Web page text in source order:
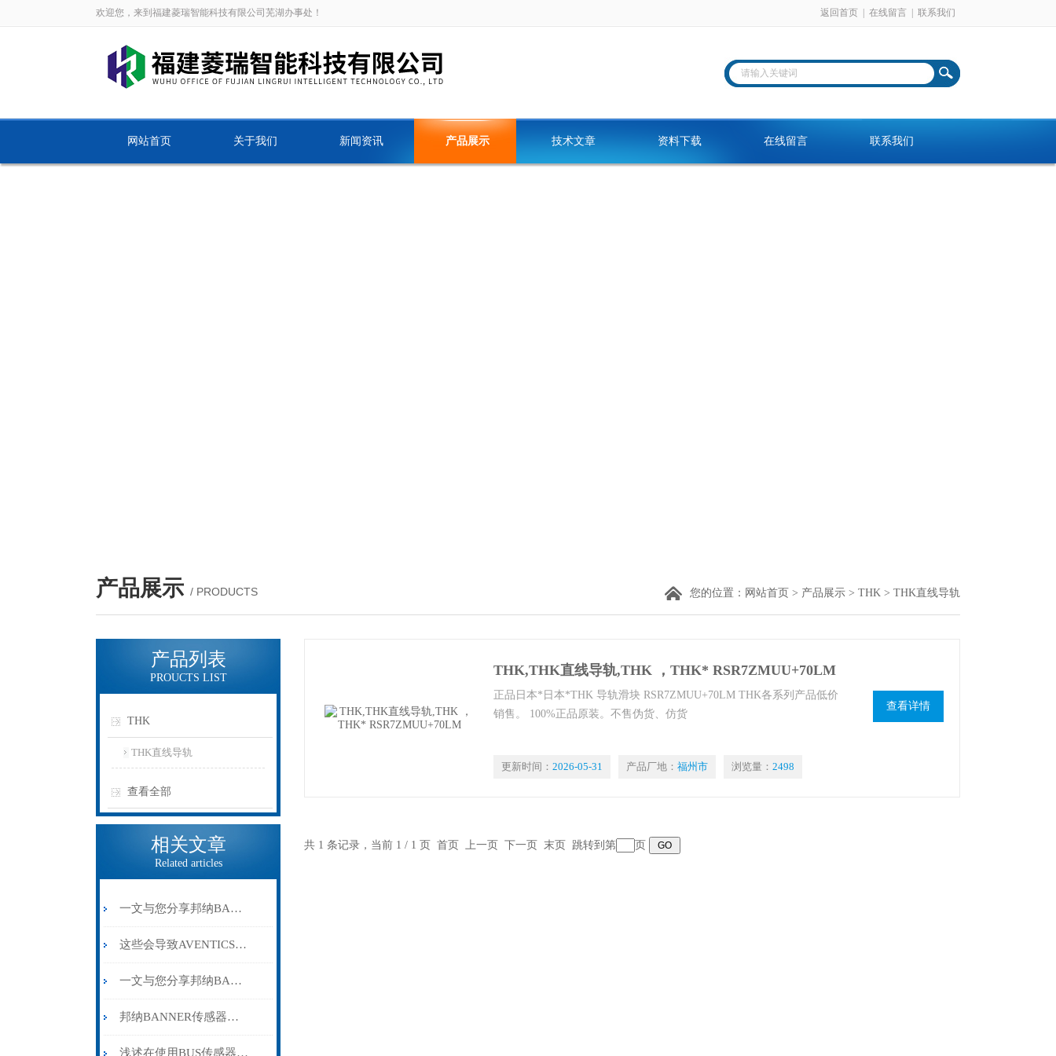
欢迎您，来到福建菱瑞智能科技有限公司芜湖办事处！ 返回首页 在线留言 联系我们
网站首页 关于我们 新闻资讯 产品展示 技术文章 资料下载 在线留言 联系我们
产品展示 / PRODUCTS 您的位置： 网站首页 > 产品展示 > THK > THK直线导轨
产品列表
PROUCTS LIST
THK
THK直线导轨
查看全部
相关文章
Related articles
一文与您分享邦纳BANNER传感器的常见故障解决方法
这些会导致AVENTICS气缸工作效率低的原因要注意避免
一文与您分享邦纳BANNER传感器的维护保养方法
邦纳BANNER传感器在实际使用过程中的常见问题相应解决方法分享
浅述在使用BUS传感器前应做好的事项
THK,THK直线导轨,THK ，THK* RSR7ZMUU+70LM
正品日本*日本*THK 导轨滑块 RSR7ZMUU+70LM THK各系列产品低价
销售。 100%正品原装。不售伪货、仿货
更新时间： 2026-05-31 产品厂地： 福州市 浏览量： 2498
查看详情
共 1 条记录，当前 1 / 1 页 首页 上一页 下一页 末页 跳转到第 页